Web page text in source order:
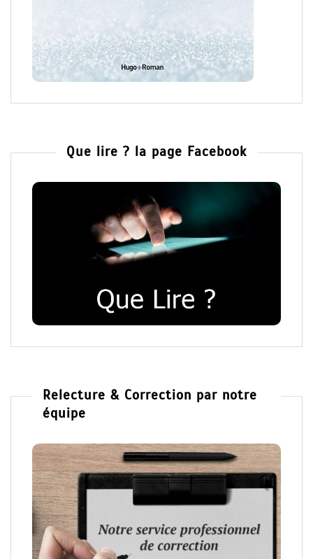
Que lire ? la page Facebook
Relecture & Correction par notre
équipe